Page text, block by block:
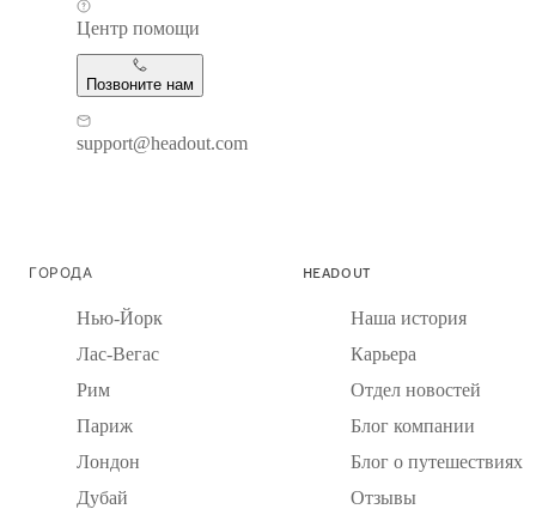
Центр помощи
Позвоните нам
support@headout.com
ГОРОДА
Нью-Йорк
Лас-Вегас
Рим
Париж
Лондон
Дубай
HEADOUT
Наша история
Карьера
Отдел новостей
Блог компании
Блог о путешествиях
Отзывы